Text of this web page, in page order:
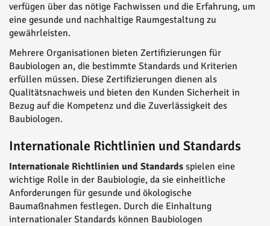
verfügen über das nötige Fachwissen und die Erfahrung, um
eine gesunde und nachhaltige Raumgestaltung zu
gewährleisten.
Mehrere Organisationen bieten Zertifizierungen für
Baubiologen an, die bestimmte Standards und Kriterien
erfüllen müssen. Diese Zertifizierungen dienen als
Qualitätsnachweis und bieten den Kunden Sicherheit in
Bezug auf die Kompetenz und die Zuverlässigkeit des
Baubiologen.
Internationale Richtlinien und Standards
Internationale Richtlinien und Standards spielen eine
wichtige Rolle in der Baubiologie, da sie einheitliche
Anforderungen für gesunde und ökologische
Baumaßnahmen festlegen. Durch die Einhaltung
internationaler Standards können Baubiologen